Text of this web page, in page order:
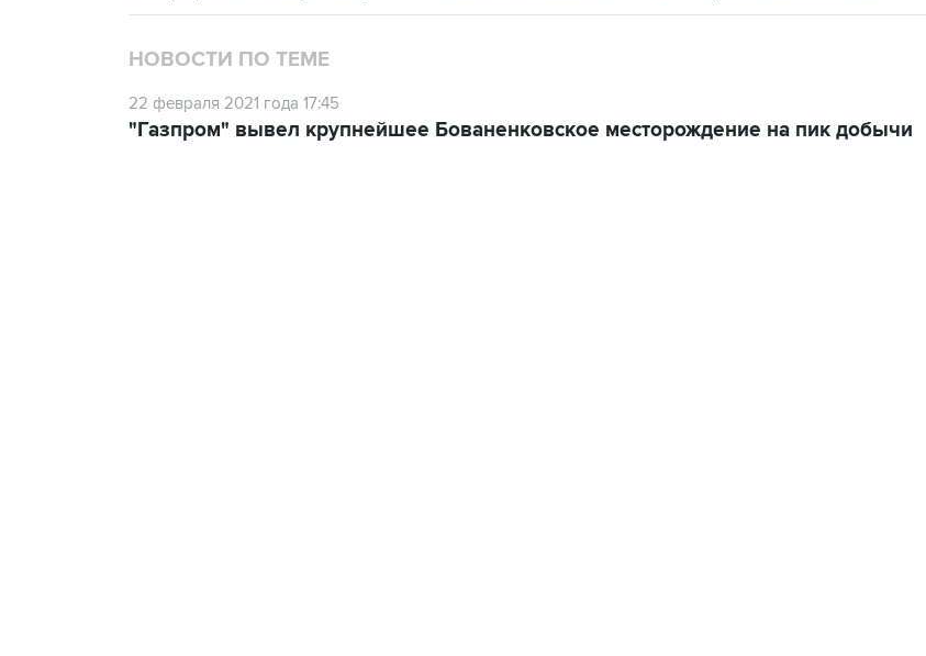
НОВОСТИ ПО ТЕМЕ
22 февраля 2021 года 17:45
"Газпром" вывел крупнейшее Бованенковское месторождение на пик добычи